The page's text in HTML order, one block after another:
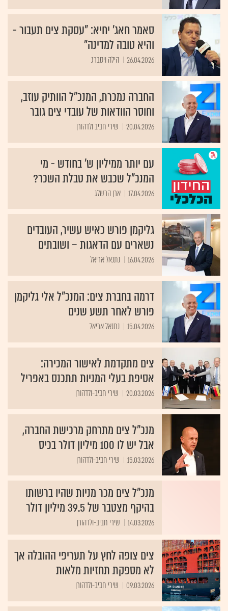
סאמר חאג' יחיא: "עסקת צים תעבור -
והיא טובה למדינה"
26.04.2026 הילה ויסברג
החברה נמכרת, המנכ"ל הוותיק עוזב,
וחוסר הוודאות של עובדי צים גובר
20.04.2026 שירי חביב ולדהורן
עם יותר ממיליון ש' בחודש - מי
המנכ"ל שכבש את טבלת השכר?
17.04.2026 ארן הרשלג
גליקמן פורש כאיש עשיר, העובדים
נשארים עם הדאגות – ושובתים
16.04.2026 נתנאל אריאל
דרמה בחברת צים: המנכ"ל אלי גליקמן
פורש לאחר תשע שנים
15.04.2026 נתנאל אריאל
צים מתקדמת לאישור המכירה:
אסיפת בעלי המניות תתכנס באפריל
20.03.2026 שירי חביב-ולדהורן
מנכ"ל צים מתרחק מרכישת החברה,
אבל יש לו 100 מיליון דולר בכיס
15.03.2026 שירי חביב-ולדהורן
מנכ"ל צים מכר מניות שהיו ברשותו
בהיקף מצטבר של 39.5 מיליון דולר
14.03.2026 שירי חביב-ולדהורן
צים צופה לחץ על תעריפי ההובלה אך
לא מספקת תחזיות מלאות
09.03.2026 שירי חביב-ולדהורן